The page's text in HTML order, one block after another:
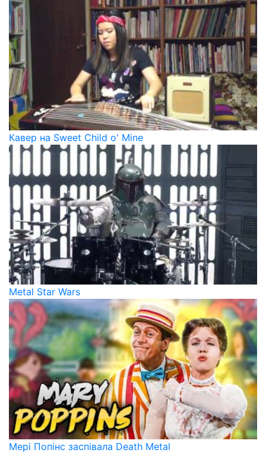
Кавер на Sweet Child o' Mine
Metal Star Wars
Мері Попінс заспівала Death Metal